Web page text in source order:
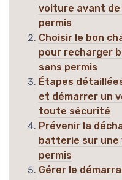
voiture avant de
permis
Choisir le bon
pour recharger
sans permis
Étapes
et démarrer un
toute sécurité
Prévenir la
batterie sur une
permis
Gérer le